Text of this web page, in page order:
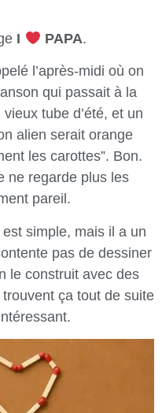
I PAPA.
l’après-midi où on
qui passait à la
tube d’été, et un
alien serait orange
les carottes”. Bon.
ne regarde plus les
pareil.
simple, mais il a un
pas de dessiner
le construit avec des
ça tout de suite